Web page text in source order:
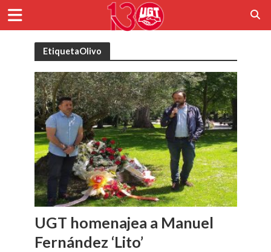
EtiquetaOlivo
UGT homenajea a Manuel
Fernández ‘Lito’